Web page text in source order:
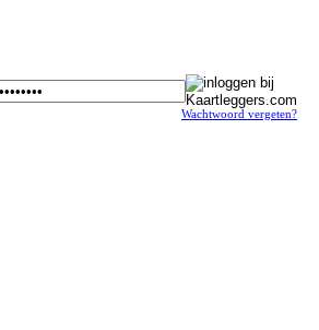
Wachtwoord vergeten?